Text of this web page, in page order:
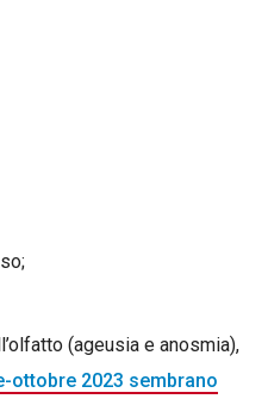
(ageusia e anosmia),
ottobre 2023 sembrano